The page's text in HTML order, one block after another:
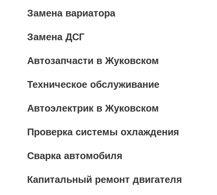
Замена вариатора
Замена ДСГ
Автозапчасти в Жуковском
Техническое обслуживание
Автоэлектрик в Жуковском
Проверка системы охлаждения
Сварка автомобиля
Капитальный ремонт двигателя